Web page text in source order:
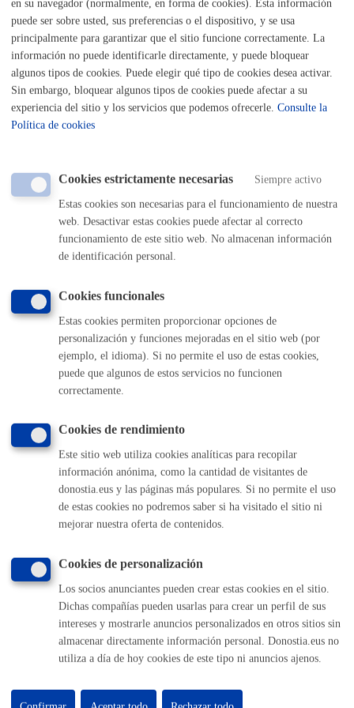
Listado completo de Trámites
Registros
Inscripción en el Registro sanitario
Comunícate con el Ayuntamiento de Donostia / San
Sebastián
(gratuito desde Donostia / San Sebastián)
(+34) 943 481 000
Enlaces útiles
Ofertas de empleo
Perfil del contratante
Sede electrónica
Sala de prensa
Mapa web
Otras páginas web corporativas
Donostia Kirola
Donostia Turismo
en su navegador (normalmente, en forma de cookies). Esta información
puede ser sobre usted, sus preferencias o el dispositivo, y se usa
principalmente para garantizar que el sitio funcione correctamente. La
información no puede identificarle directamente, y puede bloquear
algunos tipos de cookies. Puede elegir qué tipo de cookies desea activar.
Sin embargo, bloquear algunos tipos de cookies puede afectar a su
experiencia del sitio y los servicios que podemos ofrecerle. Consulte la
Política de cookies
Cookies estrictamente necesarias Siempre activo
Estas cookies son necesarias para el funcionamiento de nuestra
web. Desactivar estas cookies puede afectar al correcto
funcionamiento de este sitio web. No almacenan información
de identificación personal.
Cookies funcionales
Estas cookies permiten proporcionar opciones de
personalización y funciones mejoradas en el sitio web (por
ejemplo, el idioma). Si no permite el uso de estas cookies,
puede que algunos de estos servicios no funcionen
correctamente.
Cookies de rendimiento
Este sitio web utiliza cookies analíticas para recopilar
información anónima, como la cantidad de visitantes de
donostia.eus y las páginas más populares. Si no permite el uso
de estas cookies no podremos saber si ha visitado el sitio ni
mejorar nuestra oferta de contenidos.
Cookies de personalización
Los socios anunciantes pueden crear estas cookies en el sitio.
Dichas compañías pueden usarlas para crear un perfil de sus
intereses y mostrarle anuncios personalizados en otros sitios sin
almacenar directamente información personal. Donostia.eus no
utiliza a día de hoy cookies de este tipo ni anuncios ajenos.